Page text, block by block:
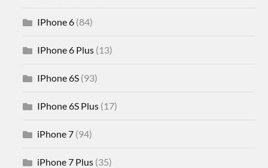
IPhone 6 (84)
IPhone 6 Plus (13)
IPhone 6S (93)
IPhone 6S Plus (17)
iPhone 7 (94)
iPhone 7 Plus (35)